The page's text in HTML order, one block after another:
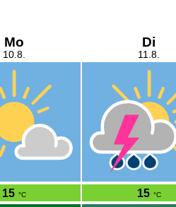
Mo
10.8.
15 °C
Di
11.8.
15 °C